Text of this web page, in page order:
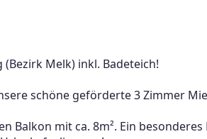
Melk) inkl. Badeteich!
schöne geförderte 3 Zimmer
Balkon mit ca. 8m². Ein